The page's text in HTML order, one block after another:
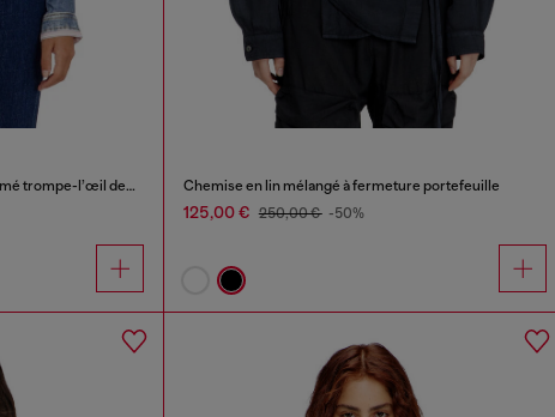
Chemise cropped en satin à imprimé trompe-l’œil denim Chemise en lin mélangé à fermeture portefeuille
125,00 € 250,00 € -50%